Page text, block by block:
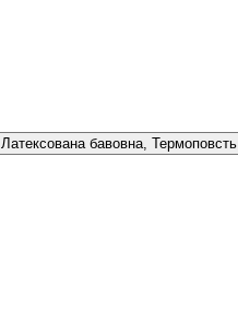
Латексована бавовна, Термоповсть